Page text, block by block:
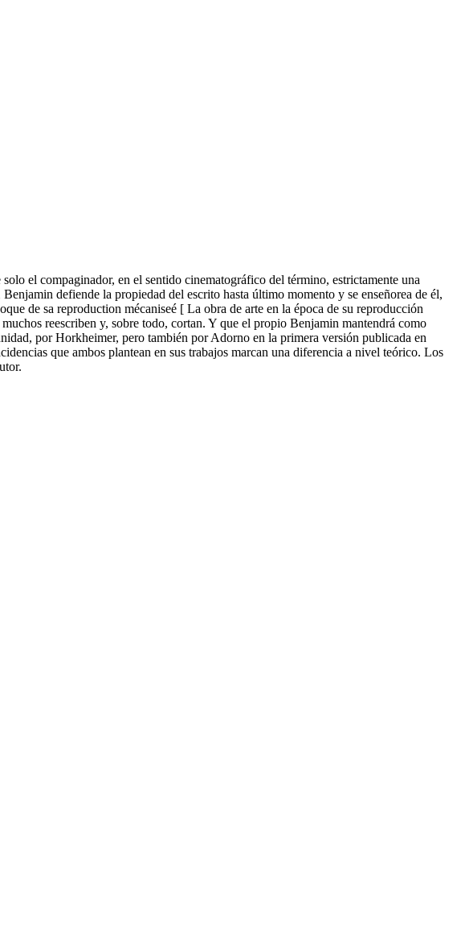
el compaginador, en el sentido cinematográfico del término, estrictamente una
defiende la propiedad del escrito hasta último momento y se enseñorea de él,
de sa reproduction mécaniseé [ La obra de arte en la época de su reproducción
reescriben y, sobre todo, cortan. Y que el propio Benjamin mantendrá como
por Horkheimer, pero también por Adorno en la primera versión publicada en
que ambos plantean en sus trabajos marcan una diferencia a nivel teórico. Los